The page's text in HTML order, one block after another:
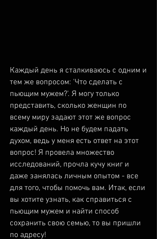
Каждый день я сталкиваюсь с одним и
тем же вопросом: 'Что сделать с
пьющим мужем?'. Я могу только
представить, сколько женщин по
всему миру задают этот же вопрос
каждый день. Но не будем падать
духом, ведь у меня есть ответ на этот
вопрос! Я провела множество
исследований, прочла кучу книг и
даже занялась личным опытом - все
для того, чтобы помочь вам. Итак, если
вы хотите узнать, как справиться с
пьющим мужем и найти способ
сохранить свою семью, то вы пришли
по адресу!